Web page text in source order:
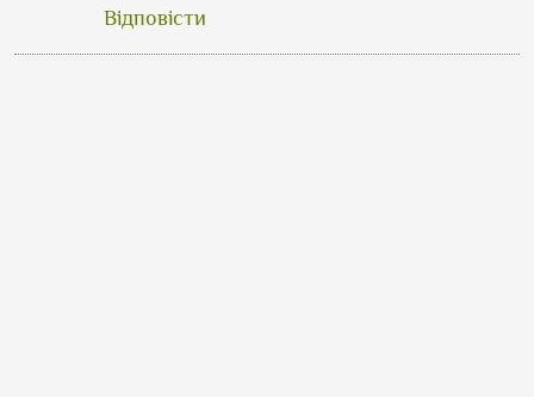
Відповісти